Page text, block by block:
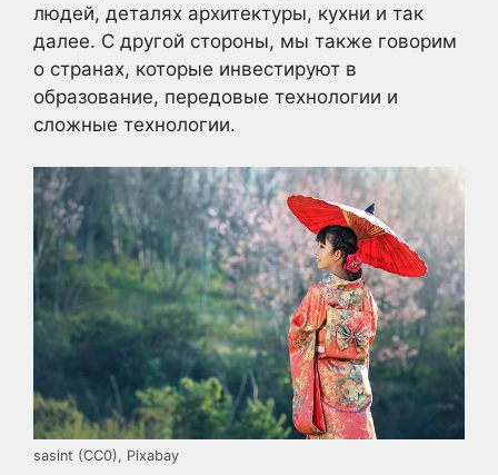
людей, деталях архитектуры, кухни и так
далее. С другой стороны, мы также говорим
о странах, которые инвестируют в
образование, передовые технологии и
сложные технологии.
sasint (CC0), Pixabay